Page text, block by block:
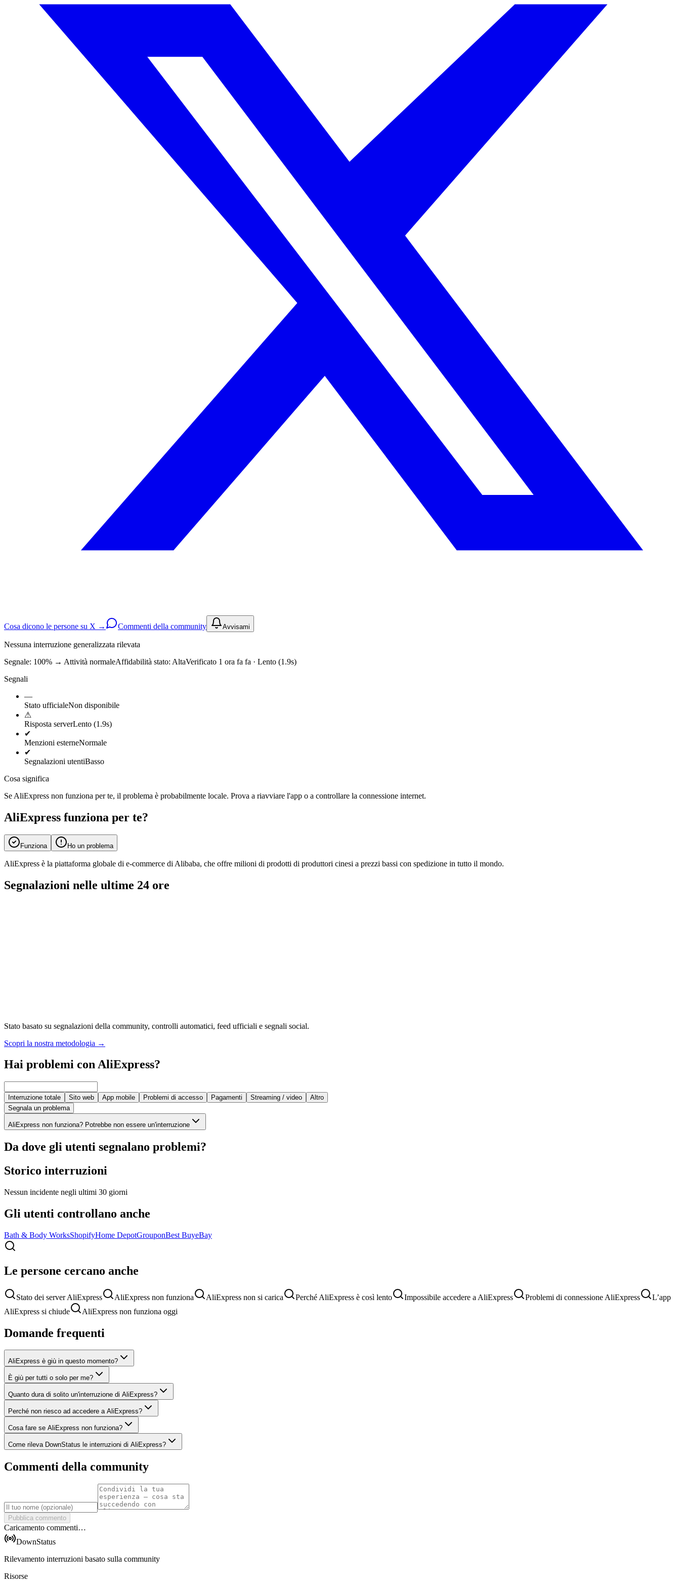
Cosa dicono le persone su X → Commenti della community Avvisami
Nessuna interruzione generalizzata rilevata
Segnale: 100% → Attività normaleAffidabilità stato: AltaVerificato 1 ora fa fa · Lento (1.9s)
Segnali
—
Stato ufficialeNon disponibile
⚠
Risposta serverLento (1.9s)
✔
Menzioni esterneNormale
✔
Segnalazioni utentiBasso
Cosa significa
Se AliExpress non funziona per te, il problema è probabilmente locale. Prova a riavviare l'app o a controllare la connessione internet.
AliExpress funziona per te?
Funziona Ho un problema
AliExpress è la piattaforma globale di e-commerce di Alibaba, che offre milioni di prodotti di produttori cinesi a prezzi bassi con spedizione in tutto il mondo.
Segnalazioni nelle ultime 24 ore
Stato basato su segnalazioni della community, controlli automatici, feed ufficiali e segnali social.
Scopri la nostra metodologia →
Hai problemi con AliExpress?
Interruzione totale Sito web App mobile Problemi di accesso Pagamenti Streaming / video
Altro
Segnala un problema
AliExpress non funziona? Potrebbe non essere un'interruzione
Da dove gli utenti segnalano problemi?
Storico interruzioni
Nessun incidente negli ultimi 30 giorni
Gli utenti controllano anche
Bath & Body WorksShopifyHome DepotGrouponBest BuyeBay
Le persone cercano anche
Stato dei server AliExpress AliExpress non funziona AliExpress non si carica Perché AliExpress è così lento Impossibile accedere a AliExpress Problemi di connessione AliExpress
L’app
AliExpress si chiude
AliExpress non funziona oggi
Domande frequenti
AliExpress è giù in questo momento?
È giù per tutti o solo per me?
Quanto dura di solito un'interruzione di AliExpress?
Perché non riesco ad accedere a AliExpress?
Cosa fare se AliExpress non funziona?
Come rileva DownStatus le interruzioni di AliExpress?
Commenti della community
Pubblica commento
Caricamento commenti…
DownStatus
Rilevamento interruzioni basato sulla community
Risorse